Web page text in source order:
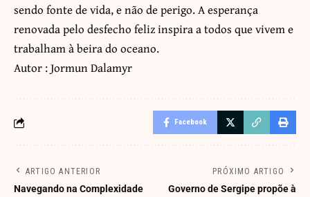
sendo fonte de vida, e não de perigo. A esperança
renovada pelo desfecho feliz inspira a todos que vivem e
trabalham à beira do oceano.
Autor : Jormun Dalamyr
Facebook
ARTIGO ANTERIOR
Navegando na Complexidade
PRÓXIMO ARTIGO
Governo de Sergipe propõe à